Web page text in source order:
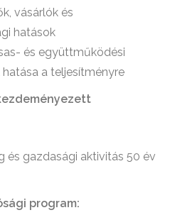
vásárlók és
hatások
és együttműködési
a teljesítményre
és gazdasági aktivitás 50 év
program: